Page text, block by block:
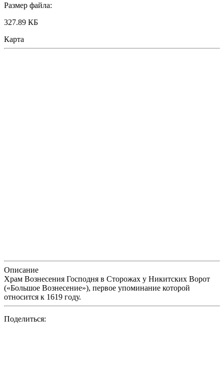
Размер файла:
327.89 КБ
Карта
Описание
Храм Вознесения Господня в Сторожах у Никитских Ворот
(«Большое Вознесение»), первое упоминание которой
относится к 1619 году.
Поделиться: